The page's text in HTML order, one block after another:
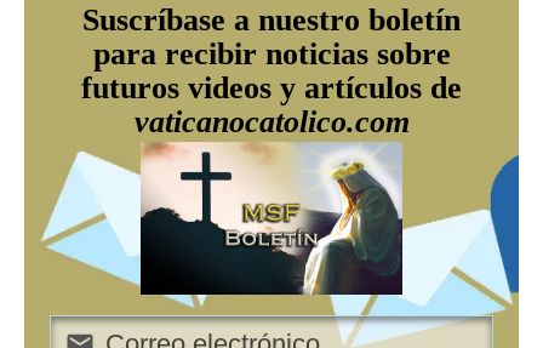
Suscríbase a nuestro boletín
para recibir noticias sobre
futuros videos y artículos de
vaticanocatolico.com